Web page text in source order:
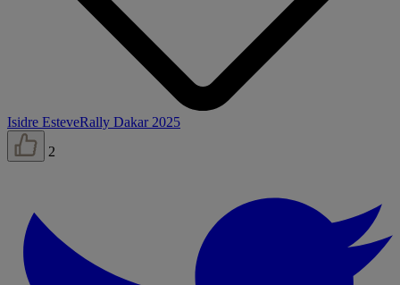
Isidre EsteveRally Dakar 2025
2